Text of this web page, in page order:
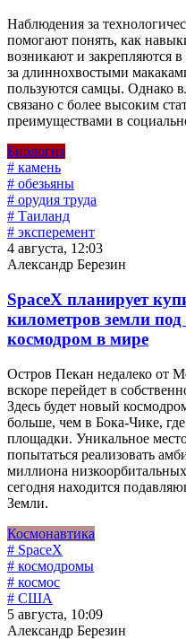
Наблюдения за
помогают понять, как
возникают и закрепляются
за длиннохвостыми
пользуются самцы. Однако
связано с более высоким
преимуществами в
Биология
# камень
# обезьяны
# орудия труда
# Таиланд
# эксперемент
4 августа, 12:03
Александр Березин
SpaceX планирует
километров земли
космодром в мире
Остров Пекан недалеко от
вскоре перейдет в
Здесь будет новый
больше, чем в Бока-Чике,
площадки. Уникальное
попытаться реализовать
миллиона
сегодня находится
Земли.
Космонавтика
# SpaceX
# космодромы
# космос
# США
5 августа, 10:09
Александр Березин